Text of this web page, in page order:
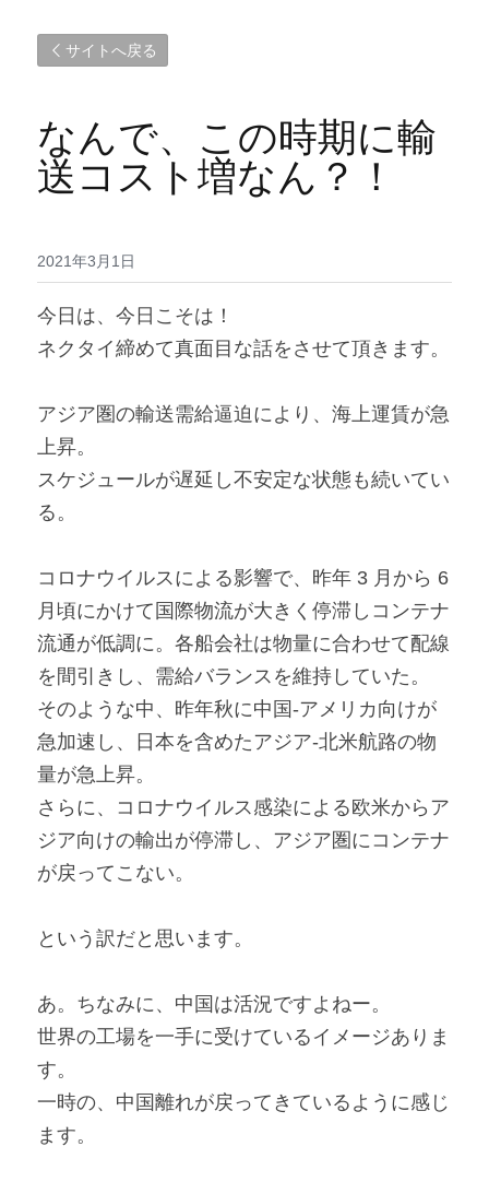
サイトへ戻る
なんで、この時期に輸
送コスト増なん？！
2021年3月1日
今日は、今日こそは！
ネクタイ締めて真面目な話をさせて頂きます。
アジア圏の輸送需給逼迫により、海上運賃が急
上昇。
スケジュールが遅延し不安定な状態も続いてい
る。
コロナウイルスによる影響で、昨年 3 月から 6
月頃にかけて国際物流が大きく停滞しコンテナ
流通が低調に。各船会社は物量に合わせて配線
を間引きし、需給バランスを維持していた。
そのような中、昨年秋に中国-アメリカ向けが
急加速し、日本を含めたアジア-北米航路の物
量が急上昇。
さらに、コロナウイルス感染による欧米からア
ジア向けの輸出が停滞し、アジア圏にコンテナ
が戻ってこない。
という訳だと思います。
あ。ちなみに、中国は活況ですよねー。
世界の工場を一手に受けているイメージありま
す。
一時の、中国離れが戻ってきているように感じ
ます。